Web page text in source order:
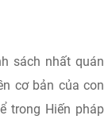
sách nhất quán
cơ bản của con
trong Hiến pháp